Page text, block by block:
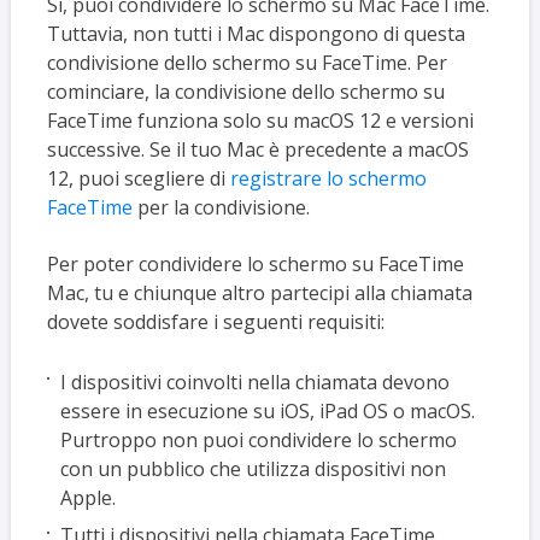
Tuttavia, non tutti i Mac dispongono di questa
condivisione dello schermo su FaceTime. Per
cominciare, la condivisione dello schermo su
FaceTime funziona solo su macOS 12 e versioni
successive. Se il tuo Mac è precedente a macOS
12, puoi scegliere di registrare lo schermo
FaceTime per la condivisione.
Per poter condividere lo schermo su FaceTime
Mac, tu e chiunque altro partecipi alla chiamata
dovete soddisfare i seguenti requisiti:
I dispositivi coinvolti nella chiamata devono
essere in esecuzione su iOS, iPad OS o macOS.
Purtroppo non puoi condividere lo schermo
con un pubblico che utilizza dispositivi non
Apple.